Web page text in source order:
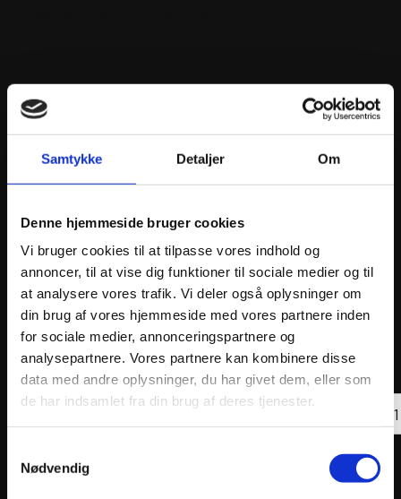
Samtykke Detaljer Om
Denne hjemmeside bruger cookies
Vi bruger cookies til at tilpasse vores indhold og
annoncer, til at vise dig funktioner til sociale medier og til
at analysere vores trafik. Vi deler også oplysninger om
din brug af vores hjemmeside med vores partnere inden
for sociale medier, annonceringspartnere og
analysepartnere. Vores partnere kan kombinere disse
data med andre oplysninger, du har givet dem, eller som
de har indsamlet fra din brug af deres tjenester.
Nødvendig
ANDRE INTERESSANTE VARER
ATHENA OIL FILTER
28kr.
inkl. moms
ATHENA
FILTER
Tilføj til kurv
inkl.